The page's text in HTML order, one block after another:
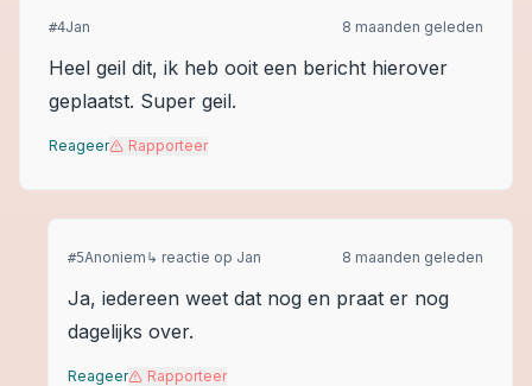
#4Jan 8 maanden geleden
Heel geil dit, ik heb ooit een bericht hierover
geplaatst. Super geil.
Reageer Rapporteer
#5Anoniem ↳ reactie op Jan 8 maanden geleden
Ja, iedereen weet dat nog en praat er nog
dagelijks over.
Reageer Rapporteer